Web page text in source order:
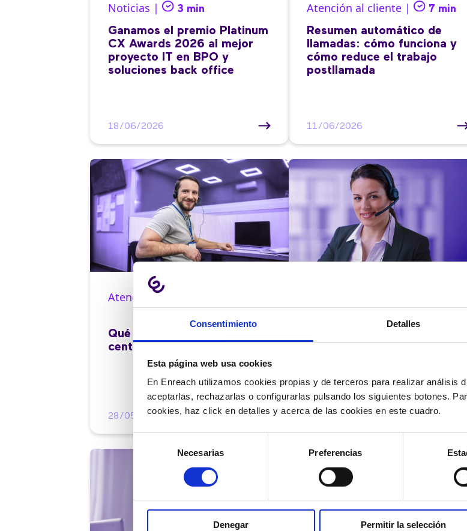
Consentimiento Detalles
Esta página web usa cookies
En Enreach utilizamos cookies propias y de terceros para realizar análisis
aceptarlas, rechazarlas o configurarlas pulsando los siguientes botones.
cookies, haz click en detalles y acerca de las cookies en este cuadro.
consentimiento
Necesarias Preferencias
Denegar Permitir la selección
Noticias | 3 min
Ganamos el premio Platinum
CX Awards 2026 al mejor
proyecto IT en BPO y
soluciones back office
18/06/2026
Atención al cliente | 7 min
Resumen automático de
llamadas: cómo funciona y
cómo reduce el trabajo
postllamada
11/06/2026
Atención al cliente |
Qué es el FCR en un contact
center y cómo mejorarlo
28/05/2026
Cómo automatizar la
evaluación de llamadas en
12/05/2026